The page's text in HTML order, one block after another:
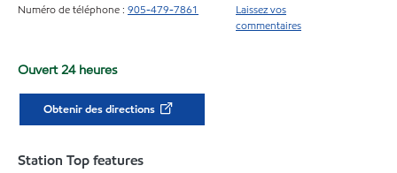
Numéro de téléphone : 905-479-7861
Laissez vos
commentaires
Ouvert 24 heures
Obtenir des directions
Station Top features